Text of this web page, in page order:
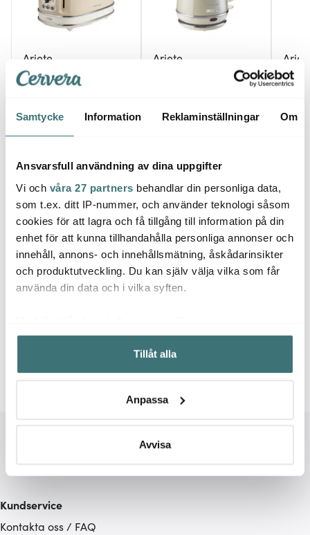
Samtycke Information Reklaminställningar Om
Ansvarsfull användning av dina uppgifter
Vi och våra 27 partners behandlar din personliga data,
som t.ex. ditt IP-nummer, och använder teknologi såsom
cookies för att lagra och få tillgång till information på din
enhet för att kunna tillhandahålla personliga annonser och
innehåll, annons- och innehållsmätning, åskådarinsikter
och produktutveckling. Du kan själv välja vilka som får
använda din data och i vilka syften.
Samla in information om din geografiska plats som
kan ha en noggrannhet på upp till flera meter
Identifiera din enhet genom att aktivt skanna den för
Ta reda på mer om hur dina personliga uppgifter
Du kan ändra eller dra tillbaka ditt samtycke när som
ska anpassas efter det som vi tror att du tycker om. Det
gör också att vi kan analysera vår trafik och göra
Tillåt alla
Anpassa
Avvisa
Ariete
Vintage 155 Brödrost 2
skivor Beige
599 kr
Ariete
Vintage Vattenkokare 1
473 kr
Beige
904
Låt dig inspireras av våra kunder
Kundservice
Kontakta oss / FAQ